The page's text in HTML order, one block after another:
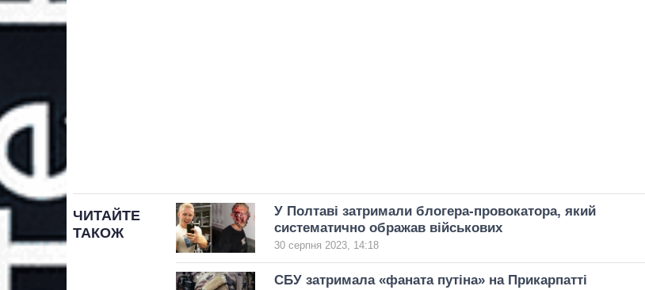
ЧИТАЙТЕ
ТАКОЖ
У Полтаві затримали блогера-провокатора, який
систематично ображав військових
30 серпня 2023, 14:18
СБУ затримала «фаната путіна» на Прикарпатті